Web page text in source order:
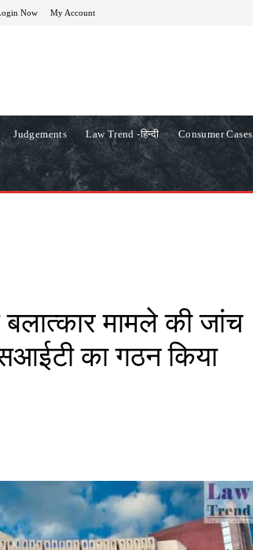
Now My Account
Judgements Law Trend -हिन्दी Consumer Cases
मामले की जांच
का गठन किया